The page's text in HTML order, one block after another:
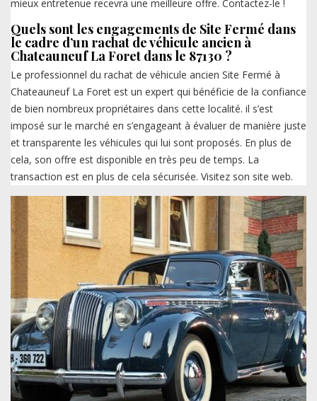
mieux entretenue recevra une meilleure offre. Contactez-le !
Quels sont les engagements de Site Fermé dans
le cadre d’un rachat de véhicule ancien à
Chateauneuf La Foret dans le 87130 ?
Le professionnel du rachat de véhicule ancien Site Fermé à
Chateauneuf La Foret est un expert qui bénéficie de la confiance
de bien nombreux propriétaires dans cette localité. il s’est
imposé sur le marché en s’engageant à évaluer de manière juste
et transparente les véhicules qui lui sont proposés. En plus de
cela, son offre est disponible en très peu de temps. La
transaction est en plus de cela sécurisée. Visitez son site web.